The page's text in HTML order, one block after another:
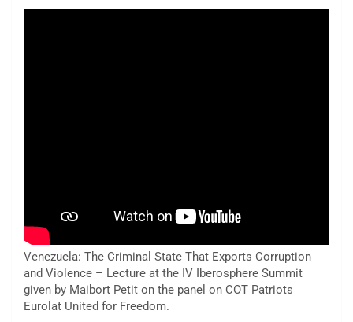
Venezuela: The Criminal State That Exports Corruption
and Violence – Lecture at the IV Iberosphere Summit
given by Maibort Petit on the panel on COT Patriots
Eurolat United for Freedom.